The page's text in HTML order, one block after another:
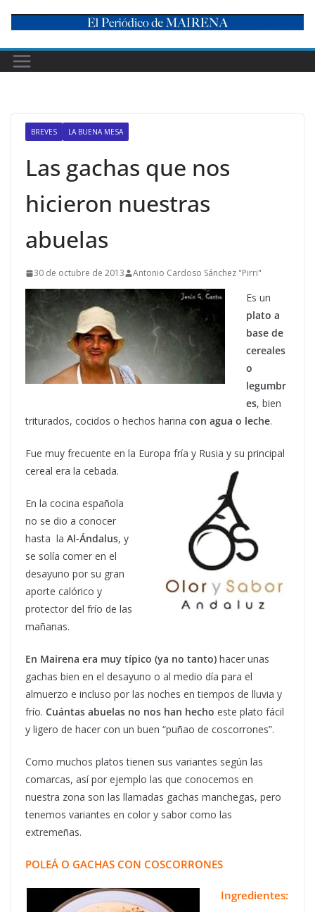
content
BREVES LA BUENA MESA
Las gachas que nos
hicieron nuestras
abuelas
30 de octubre de 2013 Antonio Cardoso Sánchez "Pirri"
Es un
plato a
base de
cereales
o
legumbr
es, bien
triturados, cocidos o hechos harina con agua o leche.
Fue muy frecuente en la Europa fría y Rusia y su principal
cereal era la cebada.
En la cocina española
no se dio a conocer
hasta la Al-Ándalus, y
se solía comer en el
desayuno por su gran
aporte calórico y
protector del frío de las
mañanas.
En Mairena era muy típico (ya no tanto) hacer unas
gachas bien en el desayuno o al medio día para el
almuerzo e incluso por las noches en tiempos de lluvia y
frío. Cuántas abuelas no nos han hecho este plato fácil
y ligero de hacer con un buen “puñao de coscorrones”.
Como muchos platos tienen sus variantes según las
comarcas, así por ejemplo las que conocemos en
nuestra zona son las llamadas gachas manchegas, pero
tenemos variantes en color y sabor como las
extremeñas.
POLEÁ O GACHAS CON COSCORRONES
Ingredientes: